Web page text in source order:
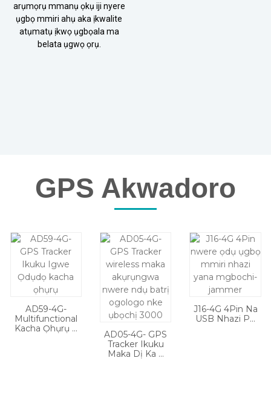
arụmọrụ mmanụ ọkụ iji nyere
ụgbọ mmiri ahụ aka ịkwalite
atụmatụ ịkwọ ụgbọala ma
belata ụgwọ ọrụ.
GPS Akwadoro
AD59-4G-
Multifunctional
Kacha Ọhụrụ ...
AD05-4G- GPS
Tracker Ikuku
Maka Dị Ka ...
J16-4G 4Pin Na
USB Nhazi P...